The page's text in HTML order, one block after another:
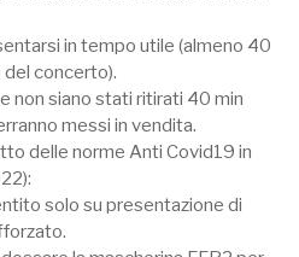
in tempo utile (almeno 40
del concerto).
non siano stati ritirati 40 min
messi in vendita.
delle norme Anti Covid19 in
solo su presentazione di